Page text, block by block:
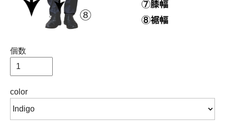
個数
color